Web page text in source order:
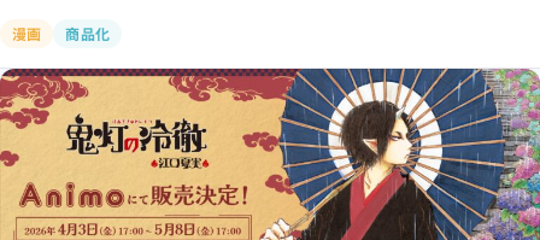
漫画 商品化